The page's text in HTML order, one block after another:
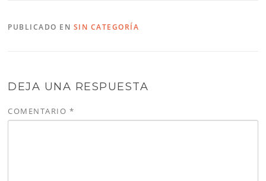
PUBLICADO EN SIN CATEGORÍA
DEJA UNA RESPUESTA
COMENTARIO *